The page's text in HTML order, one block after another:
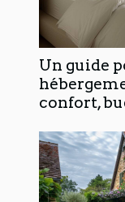
Un guide
confort,